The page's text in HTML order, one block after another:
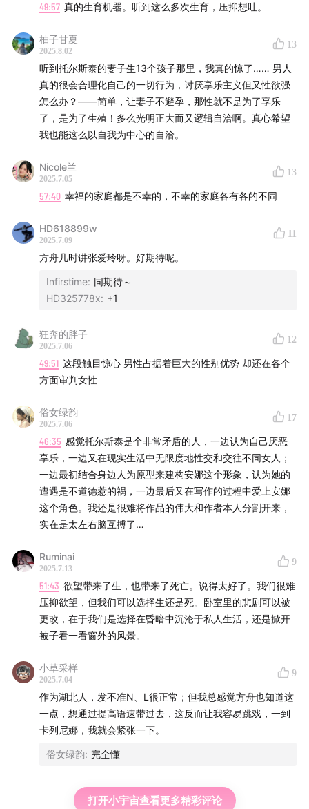
49:57 真的生育机器。听到这么多次生育，压抑想吐。
柚子甘夏
2025.8.02
13
听到托尔斯泰的妻子生13个孩子那里，我真的惊了…… 男人
真的很会合理化自己的一切行为，讨厌享乐主义但又性欲强
怎么办？——简单，让妻子不避孕，那性就不是为了享乐
了，是为了生殖！多么光明正大而又逻辑自洽啊。真心希望
我也能这么以自我为中心的自洽。
Nicole兰
2025.7.05
13
57:40 幸福的家庭都是不幸的，不幸的家庭各有各的不同
HD618899w
2025.7.09
11
方舟几时讲张爱玲呀。好期待呢。
Infirstime: 同期待～
HD325778x: +1
狂奔的胖子
2025.7.06
12
49:51 这段触目惊心 男性占据着巨大的性别优势 却还在各个
方面审判女性
俗女绿韵
2025.7.06
17
46:35 感觉托尔斯泰是个非常矛盾的人，一边认为自己厌恶
享乐，一边又在现实生活中无限度地性交和交往不同女人；
一边最初结合身边人为原型来建构安娜这个形象，认为她的
遭遇是不道德惹的祸，一边最后又在写作的过程中爱上安娜
这个角色。我还是很难将作品的伟大和作者本人分割开来，
实在是太左右脑互搏了…
Ruminai
2025.7.13
9
51:43 欲望带来了生，也带来了死亡。说得太好了。我们很难
压抑欲望，但我们可以选择生还是死。卧室里的悲剧可以被
更改，在于我们是选择在昏暗中沉沦于私人生活，还是掀开
被子看一看窗外的风景。
小草采样
2025.7.04
9
作为湖北人，发不准N、L很正常；但我总感觉方舟也知道这
一点，想通过提高语速带过去，这反而让我容易跳戏，一到
卡列尼娜，我就会紧张一下。
俗女绿韵: 完全懂
打开小宇宙查看更多精彩评论